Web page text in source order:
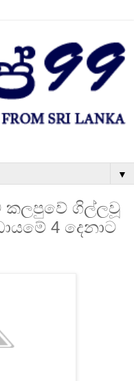
▼
කලපුවේ ගිල්ලවූ
4 දෙනාට